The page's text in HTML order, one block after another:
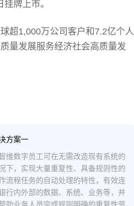
牌上市。
超1,000万公司客户和7.2亿个人
量发展服务经济社会高质量发
方案一
维数字员工可在无需改造现有系统的
下，实现大量重复性、具备规则性的
流程任务的自动处理的特性，有效连
行内外部的数据、系统、业务等，并
助业务人员完成规则明确的重复性劳